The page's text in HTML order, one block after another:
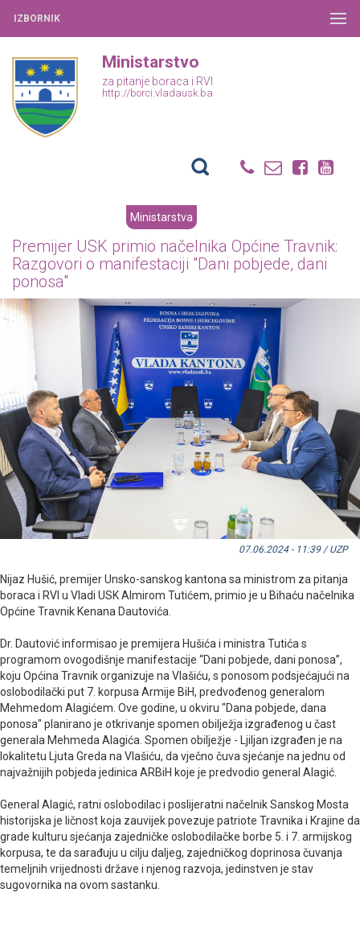
IZBORNIK
Ministarstvo
za pitanje boraca i RVI
http://borci.vladausk.ba
Ministarstva
Premijer USK primio načelnika Općine Travnik:
Razgovori o manifestaciji "Dani pobjede, dani
ponosa"
07.06.2024 - 11:39 / UZP
Nijaz Hušić, premijer Unsko-sanskog kantona sa ministrom za pitanja
boraca i RVI u Vladi USK Almirom Tutićem, primio je u Bihaću načelnika
Općine Travnik Kenana Dautovića.
Dr. Dautović informisao je premijera Hušića i ministra Tutića s
programom ovogodišnje manifestacije “Dani pobjede, dani ponosa”,
koju Općina Travnik organizuje na Vlašiću, s ponosom podsjećajući na
oslobodilački put 7. korpusa Armije BiH, predvođenog generalom
Mehmedom Alagićem. Ove godine, u okviru "Dana pobjede, dana
ponosa" planirano je otkrivanje spomen obilježja izgrađenog u čast
generala Mehmeda Alagića. Spomen obiljeẓ̌je - Ljiljan izgrađen je na
lokalitetu Ljuta Greda na Vlašiću, da vječno čuva sjećanje na jednu od
najvažnijih pobjeda jedinica ARBiH koje je predvodio general Alagić.
General Alagić, ratni oslobodilac i poslijeratni načelnik Sanskog Mosta
historijska je ličnost koja zauvijek povezuje patriote Travnika i Krajine da
grade kulturu sjećanja zajedničke oslobodilačke borbe 5. i 7. armijskog
korpusa, te da sarađuju u cilju daljeg, zajedničkog doprinosa čuvanja
temeljnih vrijednosti države i njenog razvoja, jedinstven je stav
sugovornika na ovom sastanku.